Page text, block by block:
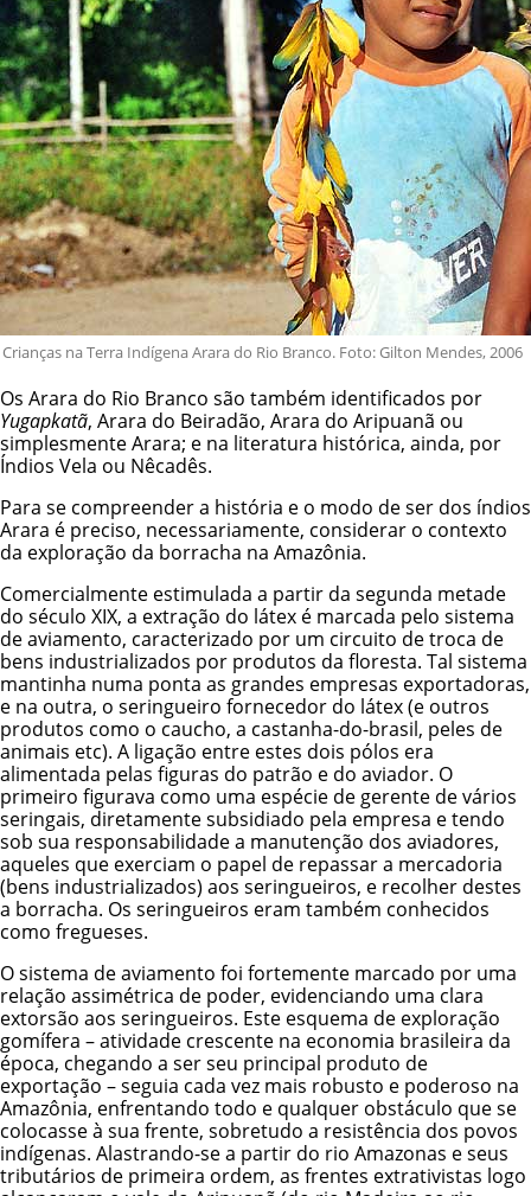
Crianças na Terra Indígena Arara do Rio Branco. Foto: Gilton Mendes, 2006
Os Arara do Rio Branco são também identificados por
Yugapkatã, Arara do Beiradão, Arara do Aripuanã ou
simplesmente Arara; e na literatura histórica, ainda, por
Índios Vela ou Nêcadês.
Para se compreender a história e o modo de ser dos índios
Arara é preciso, necessariamente, considerar o contexto
da exploração da borracha na Amazônia.
Comercialmente estimulada a partir da segunda metade
do século XIX, a extração do látex é marcada pelo sistema
de aviamento, caracterizado por um circuito de troca de
bens industrializados por produtos da floresta. Tal sistema
mantinha numa ponta as grandes empresas exportadoras,
e na outra, o seringueiro fornecedor do látex (e outros
produtos como o caucho, a castanha-do-brasil, peles de
animais etc). A ligação entre estes dois pólos era
alimentada pelas figuras do patrão e do aviador. O
primeiro figurava como uma espécie de gerente de vários
seringais, diretamente subsidiado pela empresa e tendo
sob sua responsabilidade a manutenção dos aviadores,
aqueles que exerciam o papel de repassar a mercadoria
(bens industrializados) aos seringueiros, e recolher destes
a borracha. Os seringueiros eram também conhecidos
como fregueses.
O sistema de aviamento foi fortemente marcado por uma
relação assimétrica de poder, evidenciando uma clara
extorsão aos seringueiros. Este esquema de exploração
gomífera – atividade crescente na economia brasileira da
época, chegando a ser seu principal produto de
exportação – seguia cada vez mais robusto e poderoso na
Amazônia, enfrentando todo e qualquer obstáculo que se
colocasse à sua frente, sobretudo a resistência dos povos
indígenas. Alastrando-se a partir do rio Amazonas e seus
tributários de primeira ordem, as frentes extrativistas logo